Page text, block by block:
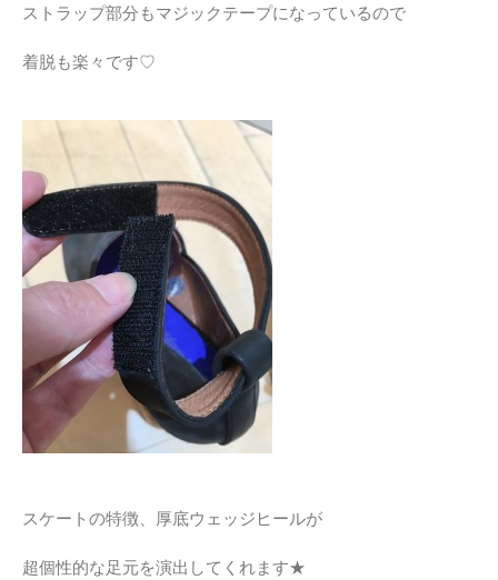
ストラップ部分もマジックテープになっているので
着脱も楽々です♡
スケートの特徴、厚底ウェッジヒールが
超個性的な足元を演出してくれます★